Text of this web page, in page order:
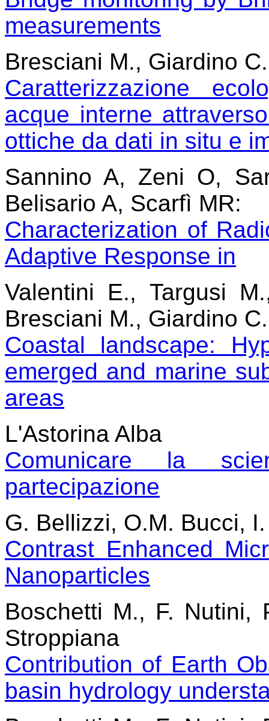
measurements
Bresciani M., Giardino
Caratterizzazione
acque interne
ottiche da dati in situ e
Sannino A, Zeni O,
Belisario A, Scarfì MR:
Characterization of
Adaptive Response in
Valentini E., Targusi
Bresciani M., Giardino
Coastal landscape:
emerged and marine
areas
L'Astorina Alba
Comunicare la
partecipazione
G. Bellizzi, O.M. Bucci,
Contrast Enhanced
Nanoparticles
Boschetti M., F. Nutini,
Stroppiana
Contribution of Earth
basin hydrology